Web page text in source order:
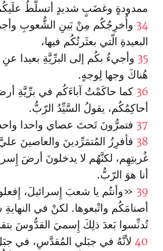
ممدودةٍ وغضَبٍ شديدٍ أتسلَّطُ
34 وأُخرِجُكُم مِنْ بَينِ الشُّعوبِ
البعيدةِ الّتي بعثَرتُكُم فيها،
35 وأجيءُ بكُم إلى البرِّيَّةِ بعيدا
هُناكَ وجها لِوجهٍ.
36 كما حاكَمْتُ آباءَكُم في برِّيَّةِ
أحاكِمُكُم، يقولُ السَّيِّدُ الرّبُّ.
37 فتمرُّونَ تَحتَ عصاي‌ واحدا
38 فأفرِزُ المُتمَرِّدينَ والعاصينَ
غُربتِهِم، لكنَّهُم لا يدخلونَ أرضَ
أنا هوَ الرّبُّ.
39 «وأنتُم يا شعبَ إِسرائيلَ،
أصنامَكُم وا‏تْبعوها. لكنْ في
تُدنِّسوا بَعدَ ذلِكَ إِسميَ القدُّوسَ
40 لأنَّهُ في جبَلي المُقدَّسِ‌، في